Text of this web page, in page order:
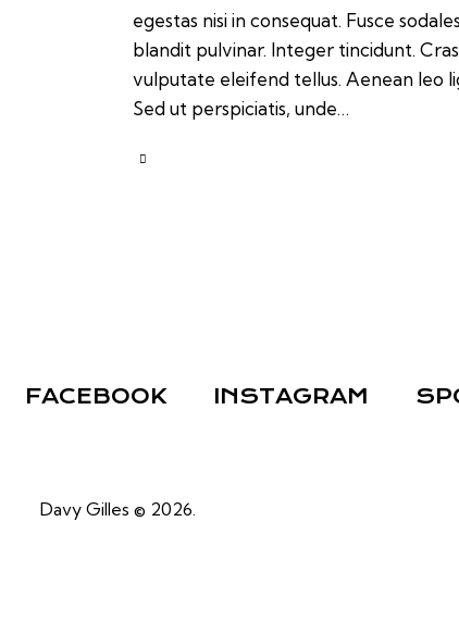
egestas nisi in consequat. Fusce
blandit pulvinar. Integer tincidunt.
vulputate eleifend tellus. Aenean leo
Sed ut perspiciatis, unde…
FACEBOOK INSTAGRAM
Davy Gilles © 2026.